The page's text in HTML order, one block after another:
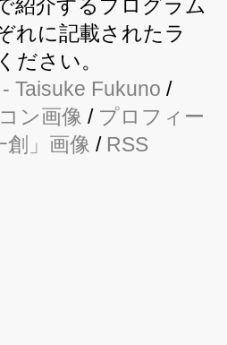
紹介するプログラム
れに記載されたラ
ださい。
- Taisuke Fukuno /
ン画像 / プロフィー
創」画像 / RSS